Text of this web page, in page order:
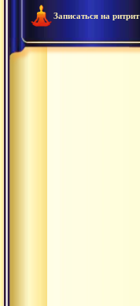
Записаться на ритрит